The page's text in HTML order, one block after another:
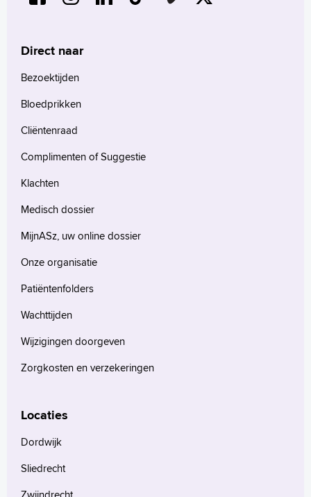
Direct naar
Bezoektijden
Bloedprikken
Cliëntenraad
Complimenten of Suggestie
Klachten
Medisch dossier
MijnASz, uw online dossier
Onze organisatie
Patiëntenfolders
Wachttijden
Wijzigingen doorgeven
Zorgkosten en verzekeringen
Locaties
Dordwijk
Sliedrecht